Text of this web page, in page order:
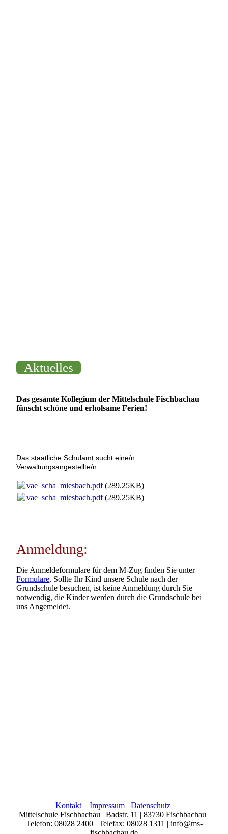
Aktuelles
Das gesamte Kollegium der Mittelschule Fischbachau
fünscht schöne und erholsame Ferien!
Das staatliche Schulamt sucht eine/n
Verwaltungsangestellte/n:
vae_scha_miesbach.pdf(289.25KB)
vae_scha_miesbach.pdf(289.25KB)
Anmeldung:
Die Anmeldeformulare für dem M-Zug finden Sie unter
Formulare. Sollte Ihr Kind unsere Schule nach der
Grundschule besuchen, ist keine Anmeldung durch Sie
notwendig, die Kinder werden durch die Grundschule bei
uns Angemeldet.
Kontakt Impressum
Datenschutz
Mittelschule Fischbachau | Badstr. 11 | 83730 Fischbachau |
Telefon: 08028 2400 | Telefax: 08028 1311 | info@ms-